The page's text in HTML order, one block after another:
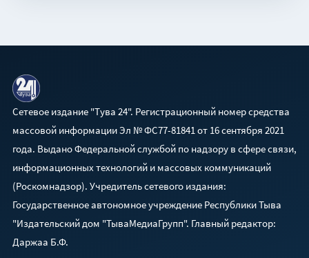
Сетевое издание "Тува 24". Регистрационный номер средства
массовой информации Эл № ФС77-81841 от 16 сентября 2021
года. Выдано Федеральной службой по надзору в сфере связи,
информационных технологий и массовых коммуникаций
(Роскомнадзор). Учредитель сетевого издания:
Государственное автономное учреждение Республики Тыва
"Издательский дом "ТываМедиаГрупп". Главный редактор:
Даржаа Б.Ф.